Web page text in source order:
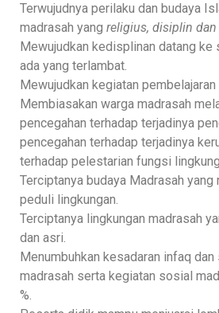
Terwujudnya perilaku dan budaya
madrasah yang religius, disiplin dan
Mewujudkan kedisplinan datang ke
ada yang terlambat.
Mewujudkan kegiatan
Membiasakan warga madrasah
pencegahan terhadap terjadinya
pencegahan terhadap terjadinya
terhadap pelestarian fungsi
Terciptanya budaya Madrasah
peduli lingkungan.
Terciptanya lingkungan madrasah
dan asri.
Menumbuhkan kesadaran infaq
madrasah serta kegiatan sosial
%.